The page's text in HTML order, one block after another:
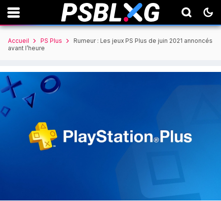
Accueil PS Plus
Rumeur : Les jeux PS Plus de juin 2021 annoncés
avant l’heure